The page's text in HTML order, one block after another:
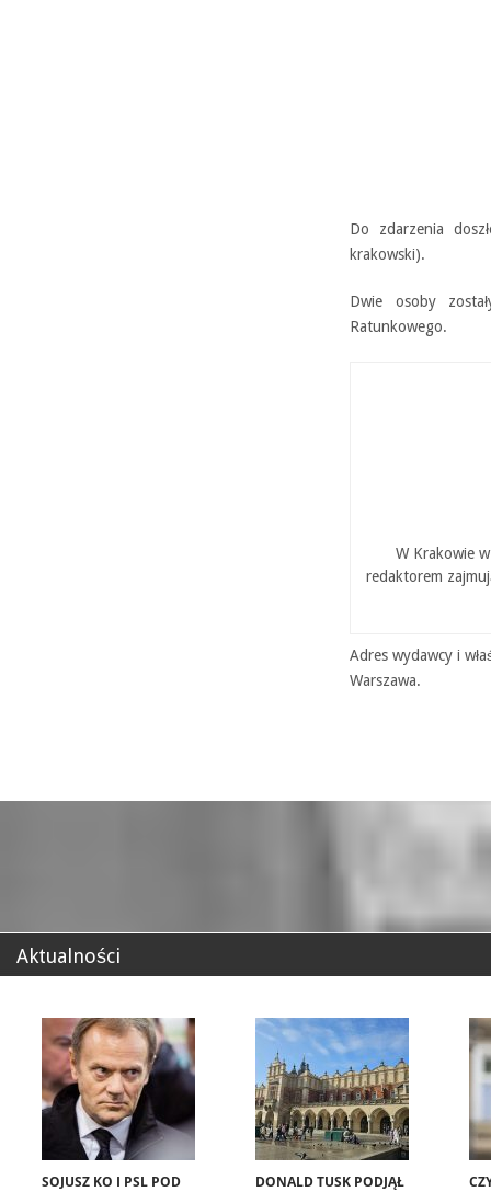
Do zdarzenia
krakowski).
Dwie osoby
Ratunkowego.
W Krakowie
redaktorem
Adres wydawcy i
Warszawa.
Aktualności
SOJUSZ KO I PSL POD
DONALD TUSK PODJĄŁ